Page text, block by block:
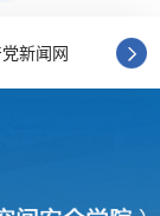
新闻网 广东